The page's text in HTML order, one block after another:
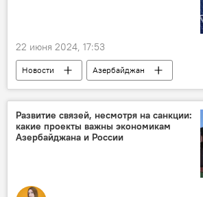
дипломатическая
22 июня 2024, 17:53
Новости
Азербайджан
Ильхам Алиев
интервью
Электроэнергия
Производство
ВИЭ
возобновляемая энергия
Развитие связей, несмотря на санкции:
какие проекты важны экономикам
Азербайджана и России